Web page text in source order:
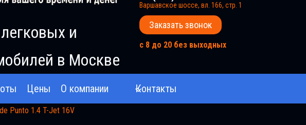
и
в Москве
Варшавское шоссе, вл. 166, стр. 1
Заказать звонок
с 8 до 20 без выходных
Цены О компании Контакты
Puntо 1.4 T-Jet 16V